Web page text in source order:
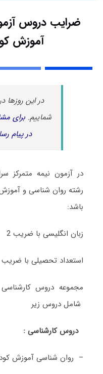
ضرایب دروس
آموزش
در این روزها
شماییم.برای
در پیام
رشته روان شناسی و
باشد:
زبان انگلیسی با ضریب 2
استعداد تحصیلی با ضریب 1
شامل دروس زیر
دروس کارشناسی :
– روان شناسی آموزش